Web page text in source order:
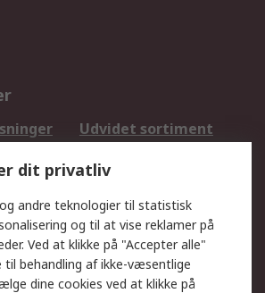
Udvidet sortiment
Teknisk Support
Eksportløsninger
Returnering
dit privatliv
andre teknologier til statistisk
og til at vise reklamer på
Ved at klikke på "Accepter alle"
til behandling af ikke-væsentlige
dine cookies ved at klikke på